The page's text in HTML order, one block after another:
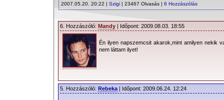
2007.05.20. 20:22 | Szigi | 23467 Olvasás | 6 Hozzászólás
6. Hozzászóló: Mandy | Időpont: 2009.08.03. 18:55
Én ilyen napszemcsit akarok,mint amilyen nekik
nem láttam ilyet!
5. Hozzászóló: Rebeka | Időpont: 2009.06.24. 12:24